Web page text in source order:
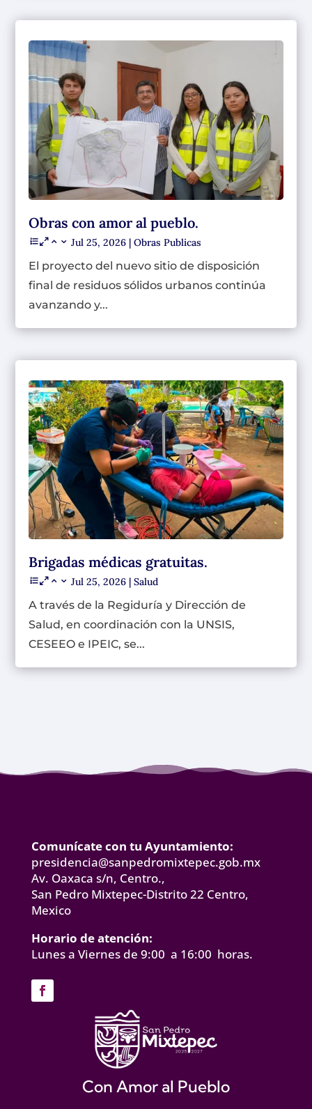
Obras con amor al pueblo.
Jul 25, 2026 |Obras Publicas
El proyecto del nuevo sitio de disposición
final de residuos sólidos urbanos continúa
avanzando y...
Brigadas médicas gratuitas.
Jul 25, 2026 |Salud
A través de la Regiduría y Dirección de
Salud, en coordinación con la UNSIS,
CESEEO e IPEIC, se...
Comunícate con tu Ayuntamiento:
presidencia@sanpedromixtepec.gob.mx
Av. Oaxaca s/n, Centro.,
San Pedro Mixtepec-Distrito 22 Centro,
Mexico
Horario de atención:
Lunes a Viernes de 9:00 a 16:00 horas.
Con Amor al Pueblo